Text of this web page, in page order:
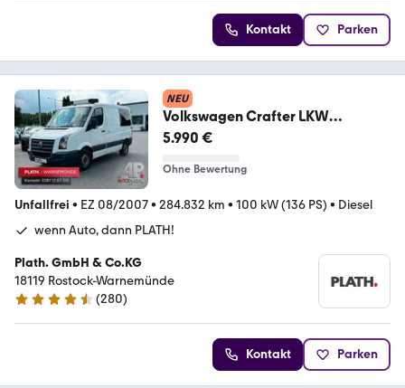
Kontakt Parken
NEU
Volkswagen Crafter LKW
Zulassung
5.990 €
Ohne Bewertung
Unfallfrei • EZ 08/2007• 284.832 km • 100 kW (136 PS) • Diesel
wenn Auto, dann PLATH!
Plath. GmbH & Co.KG
18119 Rostock-Warnemünde
4.7 Sterne
(280)
Kontakt Parken